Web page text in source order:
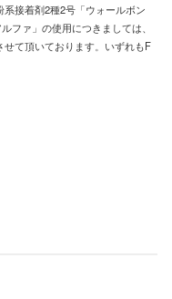
系接着剤2種2号「ウォールボン
ファ」の使用につきましては、
せて頂いております
いずれもF